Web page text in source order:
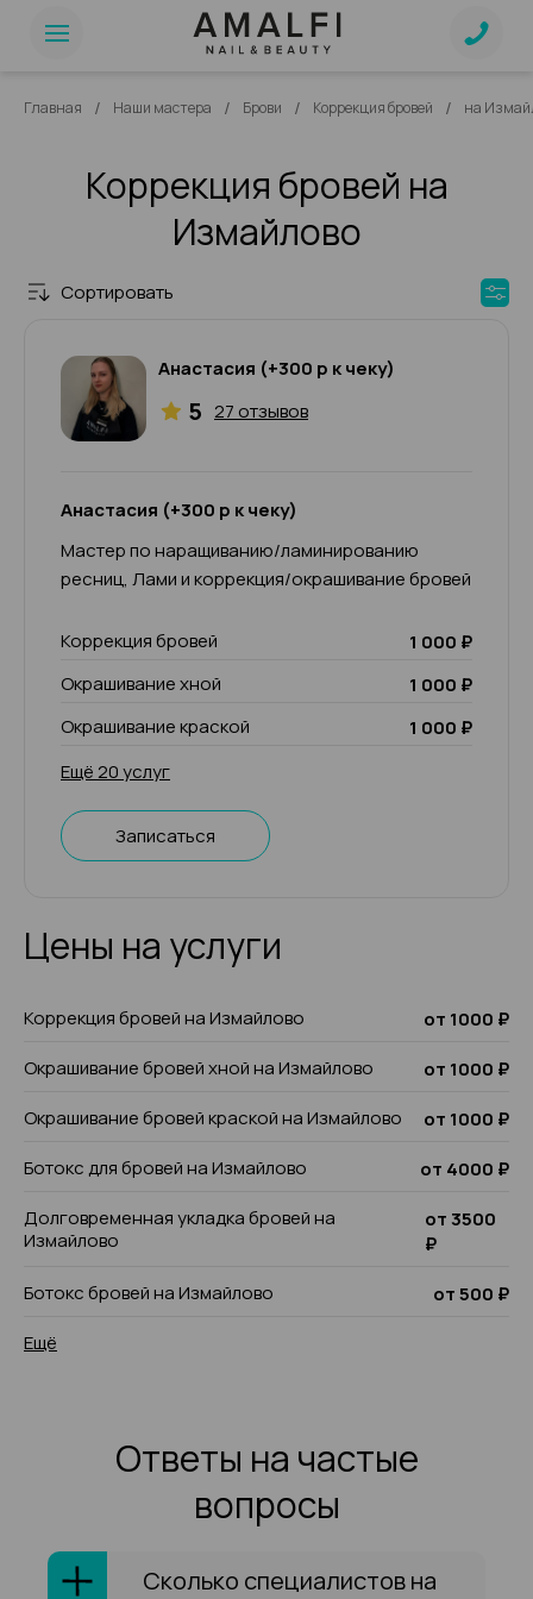
Главная / Наши мастера / Брови / Коррекция бровей / на
Коррекция бровей на
Измайлово
Сортировать
Анастасия (+300 р к чеку)
5 27 отзывов
Анастасия (+300 р к чеку)
Мастер по наращиванию/ламинированию
ресниц, Лами и коррекция/окрашивание бровей
Коррекция бровей
1 000 ₽
Окрашивание хной
1 000 ₽
Окрашивание краской
1 000 ₽
Ещё 20 услуг
Записаться
Цены на услуги
Коррекция бровей на Измайлово
от 1000 ₽
Окрашивание бровей хной на Измайлово
от 1000 ₽
Окрашивание бровей краской на Измайлово
от 1000 ₽
Ботокс для бровей на Измайлово
от 4000 ₽
Долговременная укладка бровей на
Измайлово
от 3500
₽
Ботокс бровей на Измайлово
от 500 ₽
Ещё
Ответы на частые
вопросы
Сколько специалистов на